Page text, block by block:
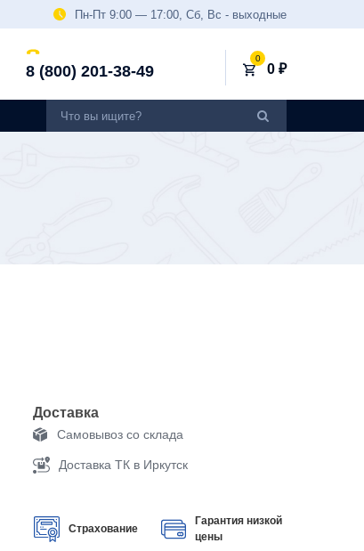
Пн-Пт 9:00 — 17:00, Сб, Вс - выходные
8 (800) 201-38-49
0
0 ₽
Доставка
Самовывоз со склада
Доставка ТК в Иркутск
Страхование
Гарантия низкой
цены